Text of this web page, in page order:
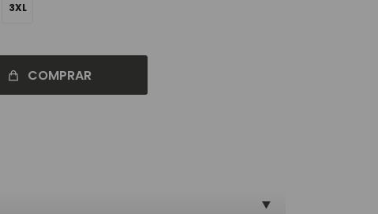
3XL
COMPRAR